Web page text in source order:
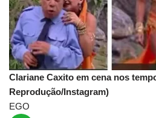
Clariane Caxito em cena nos
Reprodução/Instagram)
EGO